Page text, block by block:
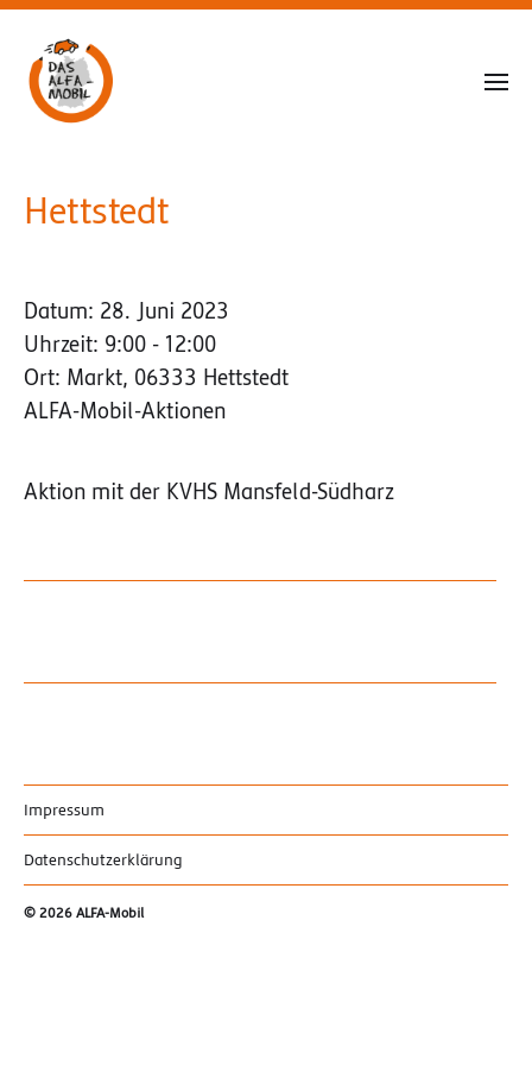
Hettstedt
Datum: 28. Juni 2023
Uhrzeit: 9:00 - 12:00
Ort: Markt, 06333 Hettstedt
ALFA-Mobil-Aktionen
Aktion mit der KVHS Mansfeld-Südharz
Impressum
Datenschutzerklärung
© 2026 ALFA-Mobil